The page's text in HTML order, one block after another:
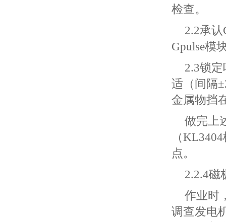
检查。
2.2承认
Gpulse模
2.3锁
适（间隔
金属物挡
做完上
（
点。
2.2.4磁
作业时
调查发电